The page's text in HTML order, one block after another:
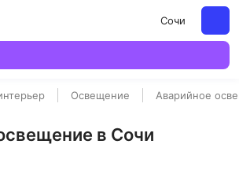
Сочи
Освещение Аварийное
в Сочи